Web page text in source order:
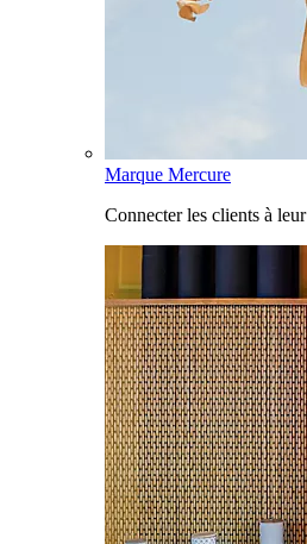
Marque Mercure
Connecter les clients à